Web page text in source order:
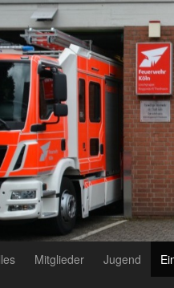
Mitglieder Jugend